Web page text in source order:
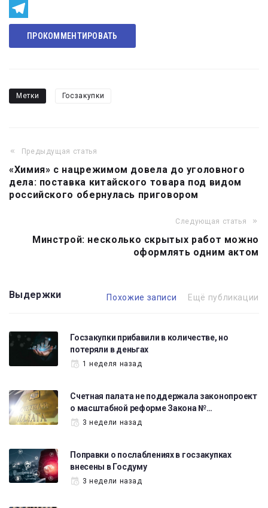
Odnoklassniki
Telegram
ПРОКОММЕНТИРОВАТЬ
Метки Госзакупки
Навигация
по
записям
Предыдущая статья
«Химия» с нацрежимом довела до уголовного
дела: поставка китайского товара под видом
российского обернулась приговором
Следующая статья
Минстрой: несколько скрытых работ можно
оформлять одним актом
Выдержки Похожие записи Ещё публикации
Госзакупки прибавили в количестве, но
потеряли в деньгах
1 неделя назад
Счетная палата не поддержала законопроект
о масштабной реформе Закона №…
3 недели назад
Поправки о послаблениях в госзакупках
внесены в Госдуму
3 недели назад